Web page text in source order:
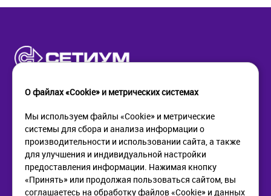
КОМПАНИЯ
О компании
Новости
Контакты
ПОМОЩЬ
Как купить
Доставка
Возврат
О файлах «Cookie» и метрических системах
Мы используем файлы «Cookie» и метрические
системы для сбора и анализа информации о
производительности и использовании сайта, а также
для улучшения и индивидуальной настройки
предоставления информации. Нажимая кнопку
«Принять» или продолжая пользоваться сайтом, вы
соглашаетесь на обработку файлов «Cookie» и данных